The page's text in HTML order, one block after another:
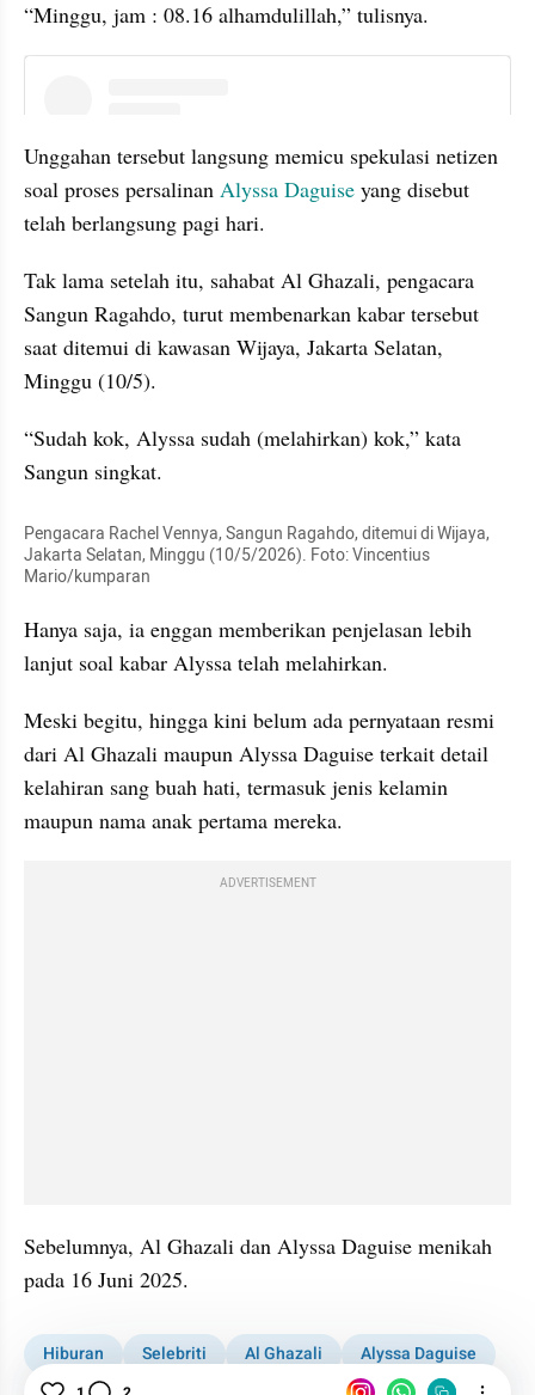
“Minggu, jam : 08.16 alhamdulillah,” tulisnya.
Unggahan tersebut langsung memicu spekulasi netizen
soal proses persalinan Alyssa Daguise yang disebut
telah berlangsung pagi hari.
Tak lama setelah itu, sahabat Al Ghazali, pengacara
Sangun Ragahdo, turut membenarkan kabar tersebut
saat ditemui di kawasan Wijaya, Jakarta Selatan,
Minggu (10/5).
“Sudah kok, Alyssa sudah (melahirkan) kok,” kata
Sangun singkat.
Pengacara Rachel Vennya, Sangun Ragahdo, ditemui di Wijaya,
Jakarta Selatan, Minggu (10/5/2026). Foto: Vincentius
Mario/kumparan
Hanya saja, ia enggan memberikan penjelasan lebih
lanjut soal kabar Alyssa telah melahirkan.
Meski begitu, hingga kini belum ada pernyataan resmi
dari Al Ghazali maupun Alyssa Daguise terkait detail
kelahiran sang buah hati, termasuk jenis kelamin
maupun nama anak pertama mereka.
ADVERTISEMENT
Sebelumnya, Al Ghazali dan Alyssa Daguise menikah
pada 16 Juni 2025.
Hiburan Selebriti Al Ghazali
Alyssa Daguise